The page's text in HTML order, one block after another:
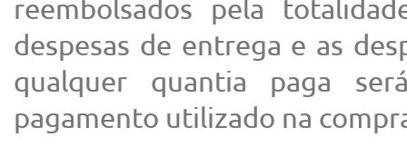
reembolsados pela
despesas de entrega e as
qualquer quantia paga
pagamento utilizado na